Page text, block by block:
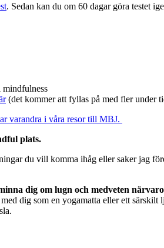
. Sedan kan du om 60 dagar göra testet
(det kommer att fyllas på med fler under
varandra i våra resor till MBJ.
plats.
du vill komma ihåg eller saker jag
dig om lugn och medveten
dig som en yogamatta eller ett